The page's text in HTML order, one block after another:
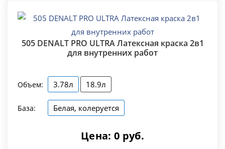
505 DENALT PRO ULTRA Латексная краска 2в1
для внутренних работ
Объем: 3.78л 18.9л
База: Белая, колеруется
Цена: 0 руб.